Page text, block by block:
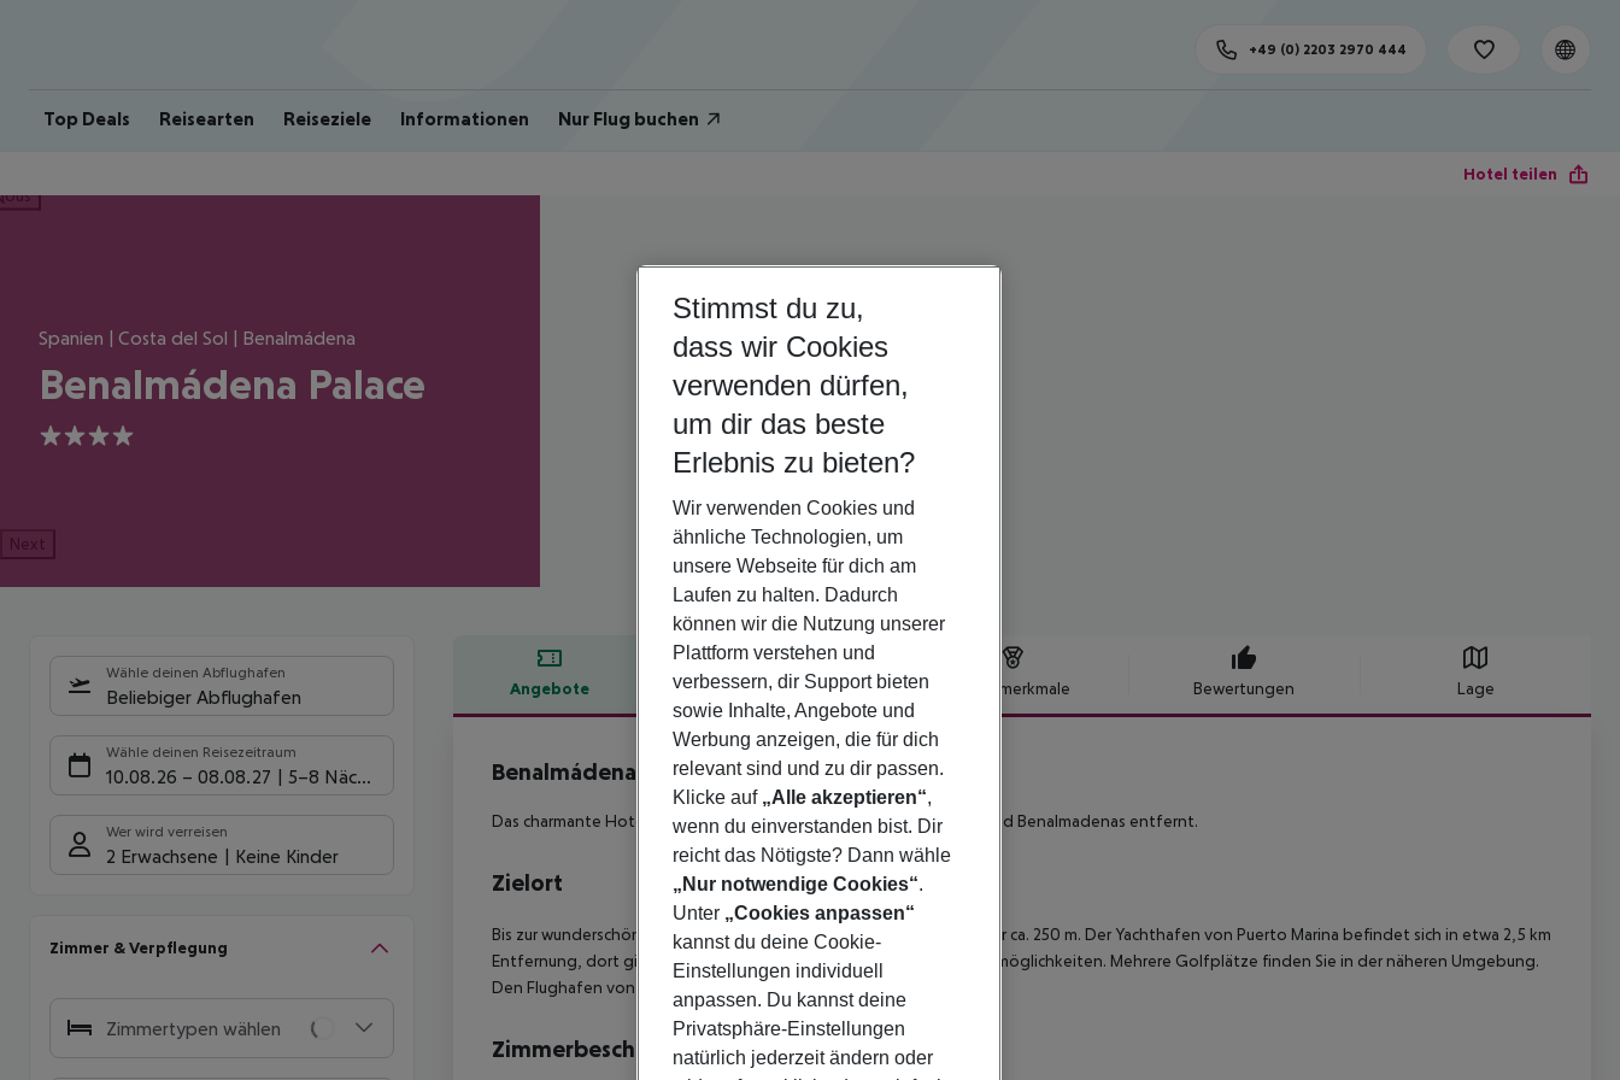
Top Deals Reisearten Reiseziele Informationen Nur Flug buchen
+49 (0) 2203 2970 444
Hotel teilen
Spanien | Costa del Sol | Benalmádena
Benalmádena Palace
4
Next
Wähle deinen Abflughafen
Beliebiger Abflughafen
Wähle deinen Reisezeitraum
10.08.26 – 08.08.27 5-8 Nächte
Wer wird verreisen
2 Erwachsene Keine Kinder
Zimmer & Verpflegung
Zimmertypen wählen
Angebote Hotelbeschreibung Hotelmerkmale Bewertungen Lage
Hotelbeschreibung
Benalmádena Palace
4
Das charmante Hotel befindet sich nur 250 Meter vom schönen Strand Benalmadenas entfernt.
Zielort
Bis zur wunderschönen Strandpromenade und dem Strand sind es nur ca. 250 m. Der Yachthafen von Puerto Marina befindet sich in etwa 2,5 km
Entfernung, dort gibt es verschiedene Einkaufs- und Unterhaltungsmöglichkeiten. Mehrere Golfplätze finden Sie in der näheren Umgebung.
Den Flughafen von Málaga (AGP) erreicht man in 20 km.
Zimmerbeschreibung
Stimmst du zu,
dass wir Cookies
verwenden dürfen,
um dir das beste
Erlebnis zu bieten?
Wir verwenden Cookies und
ähnliche Technologien, um
unsere Webseite für dich am
Laufen zu halten. Dadurch
können wir die Nutzung unserer
Plattform verstehen und
verbessern, dir Support bieten
sowie Inhalte, Angebote und
Werbung anzeigen, die für dich
relevant sind und zu dir passen.
Klicke auf „Alle akzeptieren“,
wenn du einverstanden bist. Dir
reicht das Nötigste? Dann wähle
„Nur notwendige Cookies“.
Unter „Cookies anpassen“
kannst du deine Cookie-
Einstellungen individuell
anpassen. Du kannst deine
Privatsphäre-Einstellungen
natürlich jederzeit ändern oder